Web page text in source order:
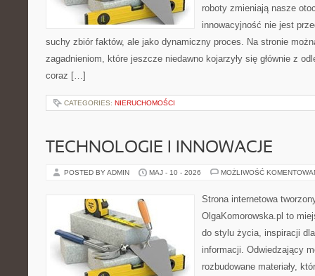
roboty zmieniają nasze
innowacyjność nie jest
suchy zbiór faktów, ale jako dynamiczny proces. Na stronie
zagadnieniom, które jeszcze niedawno kojarzyły się głównie z
coraz […]
CATEGORIES: NIERUCHOMOŚCI
TECHNOLOGIE I INNOWACJE
POSTED BY ADMIN MAJ - 10 - 2026 MOŻLIWOŚĆ
Strona internetowa
OlgaKomorowska.pl to
do stylu życia, inspiracji
informacji. Odwiedzający
rozbudowane materiały,